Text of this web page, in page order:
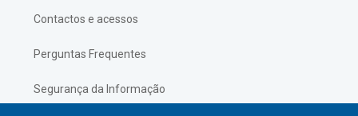
Contactos e acessos
Perguntas Frequentes
Segurança da Informação